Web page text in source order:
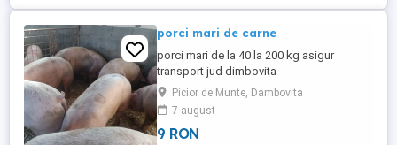
porci mari de carne
porci mari de la 40 la 200 kg asigur
transport jud dimbovita
Picior de Munte, Dambovita
7 august
9 RON